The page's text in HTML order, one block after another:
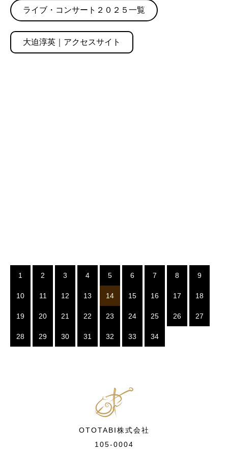
ライブ・コンサート２０２５一覧
大迫淳英｜アクセスサイト
1 2 3 4 5 6 7 8 9
10 11 12 13 14 15 16 17 18
19 20 21 22 23 24 25 26 27
28 29 30 31 32 33 34
OTOTABI株式会社
105-0004